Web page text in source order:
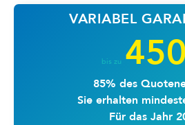
VARIABEL
bis zu
85% des
Sie erhalten
Für das Jahr